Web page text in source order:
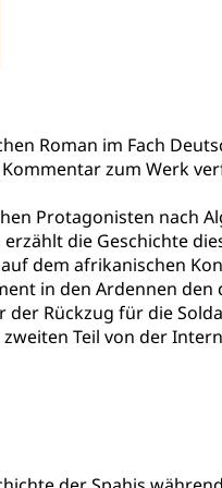
Roman im Fach
zum Werk
Protagonisten nach
die Geschichte
dem afrikanischen
in den Ardennen
Rückzug für die
Teil von der
(WAS
(WAS Luzern)
psychische